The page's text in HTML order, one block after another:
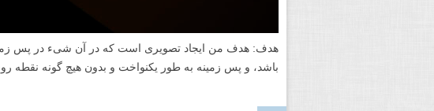
هدف: هدف من ایجاد تصویری است که در آن شیء در پس
باشد، و پس زمینه به طور یکنواخت و بدون هیچ گونه نقطه